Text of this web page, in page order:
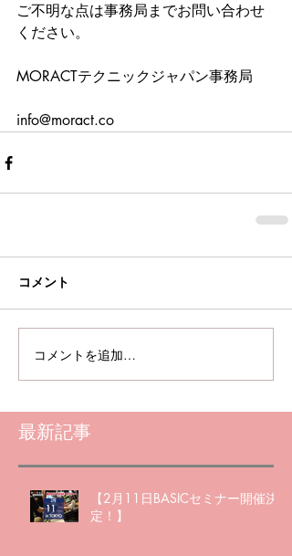
ご不明な点は事務局までお問い合わせ
ください。
MORACTテクニックジャパン事務局
info@moract.co
コメント
コメントを追加…
最新記事
【2月11日BASICセミナー開催決
定！】